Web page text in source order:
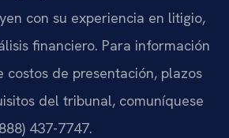
con su experiencia en litigio,
financiero. Para información
costos de presentación, plazos
del tribunal, comuníquese
437-7747.